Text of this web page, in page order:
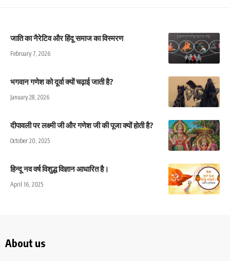
जाति का नैरेटिव और हिंदू समाज का विस्मरण
February 7, 2026
भगवान गणेश को दूर्वा क्यों चढ़ाई जाती है?
January 28, 2026
दीपावली पर लक्ष्मी जी और गणेश जी की पूजा क्यों होती है?
October 20, 2025
हिन्दू नव वर्ष विशुद्ध विज्ञान आधारित है।
April 16, 2025
About us